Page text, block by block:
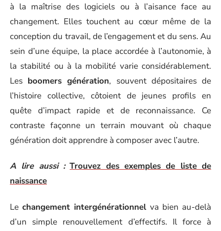
à la maîtrise des logiciels ou à l’aisance face au
changement. Elles touchent au cœur même de la
conception du travail, de l’engagement et du sens. Au
sein d’une équipe, la place accordée à l’autonomie, à
la stabilité ou à la mobilité varie considérablement.
Les boomers génération, souvent dépositaires de
l’histoire collective, côtoient de jeunes profils en
quête d’impact rapide et de reconnaissance. Ce
contraste façonne un terrain mouvant où chaque
génération doit apprendre à composer avec l’autre.
A lire aussi : Trouvez des exemples de liste de
naissance
Lechangement intergénérationnelva bien au-delà
d’un simple renouvellement d’effectifs. Il force à